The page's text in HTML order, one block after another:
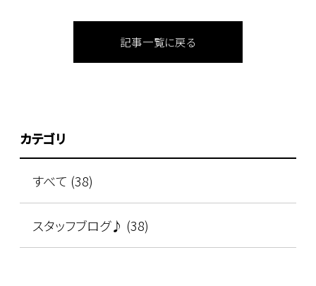
記事一覧に戻る
カテゴリ
すべて (38)
スタッフブログ♪ (38)